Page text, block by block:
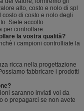
alto, costo e nolo di spl
di costo e nolo degli
Siete accolto
per controllare.
la vostra qualità?
i campioni controlliate la
ricca nella progettazione
fabbricare i prodotti
saranno inviati voi da
o prepagarci se non avete